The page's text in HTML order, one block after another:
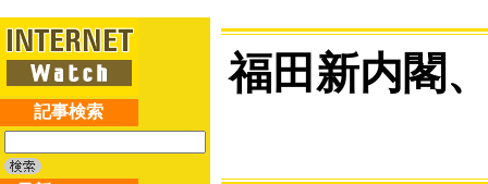
記事検索
福田新内閣